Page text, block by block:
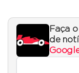
Faça
de